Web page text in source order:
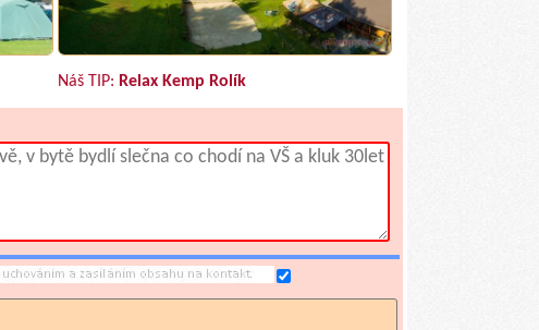
Náš TIP: Relax Kemp Rolík